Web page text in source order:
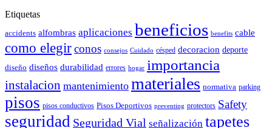
Etiquetas
accidents alfombras aplicaciones beneficios benefits cable
como elegirconos consejos Cuidado césped decoracion deporte
diseño diseños durabilidad errores hogar importancia
instalacion mantenimiento materiales normativa parking
pisos pisos conductivos Pisos Deportivos preventing protectors Safety
seguridad Seguridad Vial señalización tapetes